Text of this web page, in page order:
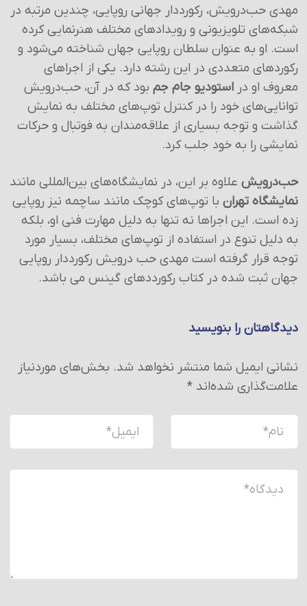
مهدی حب‌درویش، رکورددار جهانی روپایی، چندین مرتبه در
شبکه‌های تلویزیونی و رویدادهای مختلف هنرنمایی کرده
است. او به عنوان سلطان روپایی جهان شناخته می‌شود و
رکوردهای متعددی در این رشته دارد. یکی از اجراهای
معروف او دراستودیو جام جم بود که در آن، حب‌درویش
توانایی‌های خود را در کنترل توپ‌های مختلف به نمایش
گذاشت و توجه بسیاری از علاقه‌مندان به فوتبال و حرکات
نمایشی را به خود جلب کرد.
حب‌درویش علاوه بر این، در نمایشگاه‌های بین‌المللی مانند
نمایشگاه تهران با توپ‌های کوچک مانند ساچمه نیز روپایی
زده است. این اجراها نه تنها به دلیل مهارت فنی او، بلکه
به دلیل تنوع در استفاده از توپ‌های مختلف، بسیار مورد
توجه قرار گرفته است مهدی حب درویش رکورددار روپایی
جهان ثبت شده در کتاب رکورددهای گینس می باشد.
دیدگاهتان را بنویسید
نشانی ایمیل شما منتشر نخواهد شد. بخش‌های موردنیاز
علامت‌گذاری شده‌اند*